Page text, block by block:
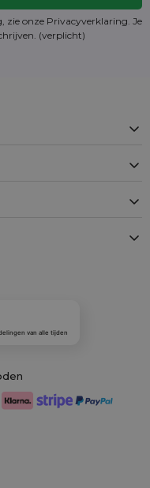
zie onze Privacyverklaring. Je
. (verplicht)
van alle tijden